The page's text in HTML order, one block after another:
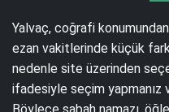
Yalvaç, coğrafi
ezan vakitlerinde küçük
nedenle site üzerinden
ifadesiyle seçim yapmanız